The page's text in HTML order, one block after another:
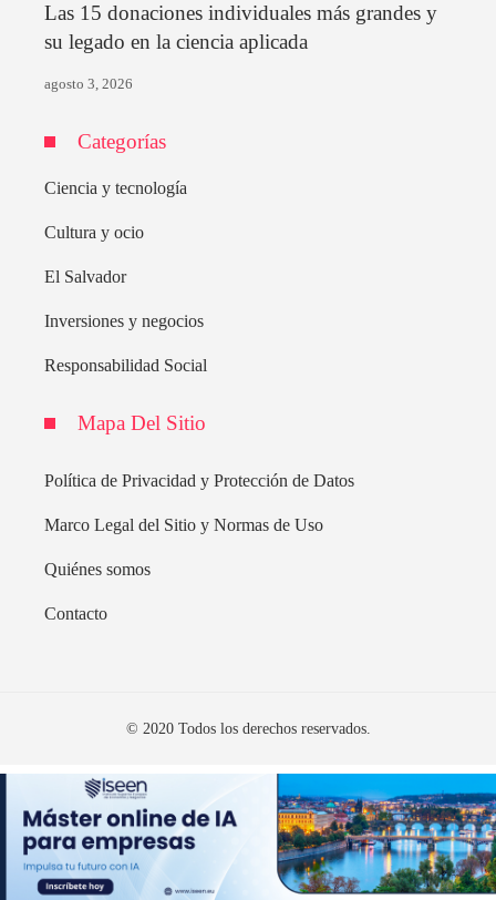
Las 15 donaciones individuales más grandes y
su legado en la ciencia aplicada
agosto 3, 2026
Categorías
Ciencia y tecnología
Cultura y ocio
El Salvador
Inversiones y negocios
Responsabilidad Social
Mapa Del Sitio
Política de Privacidad y Protección de Datos
Marco Legal del Sitio y Normas de Uso
Quiénes somos
Contacto
© 2020 Todos los derechos reservados.